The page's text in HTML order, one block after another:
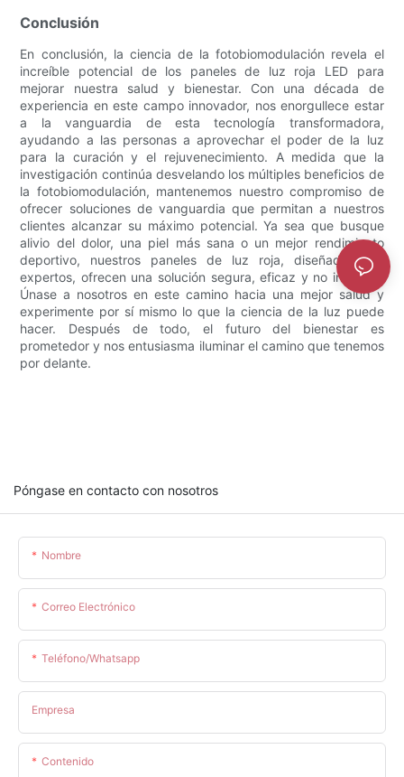
Conclusión
En conclusión, la ciencia de la fotobiomodulación revela el
increíble potencial de los paneles de luz roja LED para
mejorar nuestra salud y bienestar. Con una década de
experiencia en este campo innovador, nos enorgullece estar
a la vanguardia de esta tecnología transformadora,
ayudando a las personas a aprovechar el poder de la luz
para la curación y el rejuvenecimiento. A medida que la
investigación continúa desvelando los múltiples beneficios de
la fotobiomodulación, mantenemos nuestro compromiso de
ofrecer soluciones de vanguardia que permitan a nuestros
clientes alcanzar su máximo potencial. Ya sea que busque
alivio del dolor, una piel más sana o un mejor rendimiento
deportivo, nuestros paneles de luz roja, diseñados por
expertos, ofrecen una solución segura, eficaz y no invasiva.
Únase a nosotros en este camino hacia una mejor salud y
experimente por sí mismo lo que la ciencia de la luz puede
hacer. Después de todo, el futuro del bienestar es
prometedor y nos entusiasma iluminar el camino que tenemos
por delante.
Póngase en contacto con nosotros
Nombre
Correo Electrónico
Teléfono/whatsapp
Empresa
Contenido